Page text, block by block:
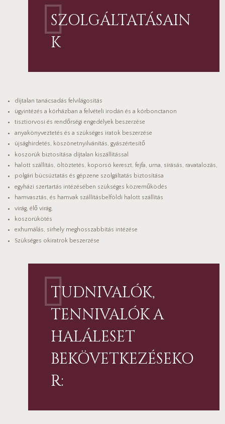
SZOLGÁLTATÁSAIN
K
díjtalan tanácsadás felvilágosítás
ügyintézés a kórházban a felvételi irodán és a kórbonctanon
tisztiorvosi és rendőrségi engedélyek beszerzése
anyakönyveztetés és a szükséges iratok beszerzése
újsághirdetés, köszönetnyilvánítás, gyászértesítő
koszorúk biztosítása díjtalan kiszállítással
halott szállítás, öltöztetés, koporsó kereszt, fejfa, urna, sírásás, ravatalozás,
polgári búcsúztatás és gépzene szolgáltatás biztosítása
egyházi szertartás intézésében szükséges közreműködés
hamvasztás, és hamvak szállításbelföldi halott szállítás
virág, élő virág,
koszorúkötés
exhumálás, sírhely meghosszabbítás intézése
Szükséges okiratrok beszerzése
TUDNIVALÓK,
TENNIVALÓK A
HALÁLESET
BEKÖVETKEZÉSEKO
R: